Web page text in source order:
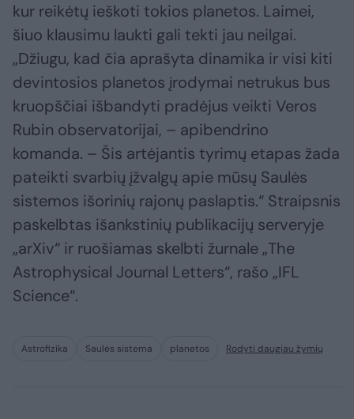
kur reikėtų ieškoti tokios planetos. Laimei,
šiuo klausimu laukti gali tekti jau neilgai.
„Džiugu, kad čia aprašyta dinamika ir visi kiti
devintosios planetos įrodymai netrukus bus
kruopščiai išbandyti pradėjus veikti Veros
Rubin observatorijai, – apibendrino
komanda. – Šis artėjantis tyrimų etapas žada
pateikti svarbių įžvalgų apie mūsų Saulės
sistemos išorinių rajonų paslaptis.“ Straipsnis
paskelbtas išankstinių publikacijų serveryje
„arXiv“ ir ruošiamas skelbti žurnale „The
Astrophysical Journal Letters“, rašo „IFL
Science“.
Astrofizika Saulės sistema planetos Rodyti daugiau žymių